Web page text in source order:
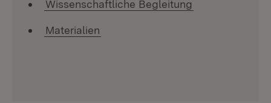
Wissenschaftliche Begleitung
Materialien